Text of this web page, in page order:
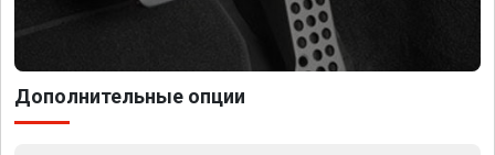
Дополнительные опции